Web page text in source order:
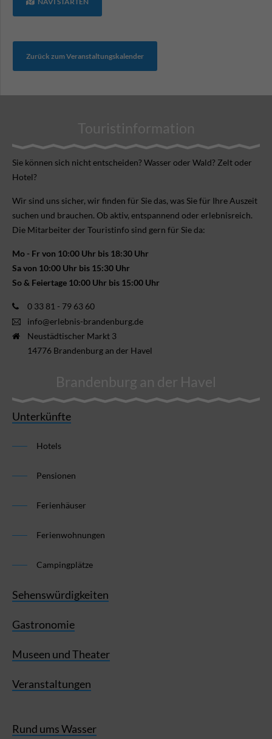
Zurück zum Veranstaltungskalender
Touristinformation
Sie können sich nicht ent­scheiden? Wasser oder Wald? Zelt oder
Hotel?
Wir sind uns sicher, wir finden für Sie das, was Sie für Ihre Aus­zeit
suchen und brauchen. Ob aktiv, ent­spannend oder erlebnis­reich.
Die Mitarbeiter der Touristinfo sind gern für Sie da:
Mo - Fr von 10:00 Uhr bis 18:30 Uhr
Sa von 10:00 Uhr bis 15:30 Uhr
So & Feiertage 10:00 Uhr bis 15:00 Uhr
0 33 81 - 79 63 60
info@erlebnis-brandenburg.de
Neustädtischer Markt 3
14776 Brandenburg an der Havel
Brandenburg an der Havel
Unterkünfte
Hotels
Pensionen
Ferienhäuser
Ferienwohnungen
Campingplätze
Sehenswürdigkeiten
Gastronomie
Museen und Theater
Veranstaltungen
Rund ums Wasser